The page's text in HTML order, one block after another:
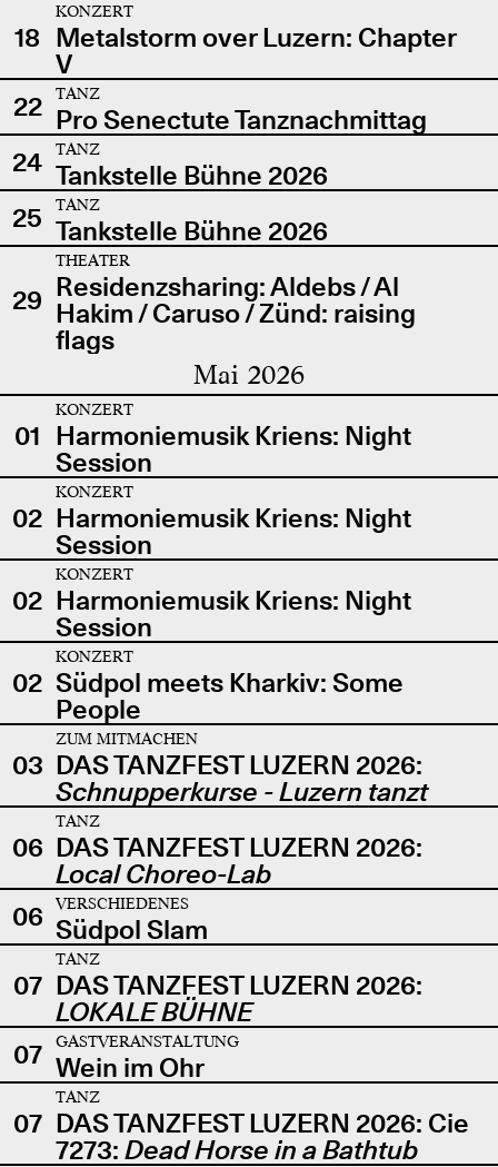
18
KONZERT
Metalstorm over Luzern: Chapter
V
22
TANZ
Pro Senectute Tanznachmittag
24
TANZ
Tankstelle Bühne 2026
25
TANZ
Tankstelle Bühne 2026
29
THEATER
Residenzsharing: Aldebs / Al
Hakim / Caruso / Zünd: raising
flags
Mai 2026
01
KONZERT
Harmoniemusik Kriens: Night
Session
02
KONZERT
Harmoniemusik Kriens: Night
Session
02
KONZERT
Harmoniemusik Kriens: Night
Session
02
KONZERT
Südpol meets Kharkiv: Some
People
03
ZUM MITMACHEN
DAS TANZFEST LUZERN 2026:
Schnupperkurse - Luzern tanzt
06
TANZ
DAS TANZFEST LUZERN 2026:
Local Choreo-Lab
06
VERSCHIEDENES
Südpol Slam
07
TANZ
DAS TANZFEST LUZERN 2026:
LOKALE BÜHNE
07
GASTVERANSTALTUNG
Wein im Ohr
07
TANZ
DAS TANZFEST LUZERN 2026: Cie
7273: Dead Horse in a Bathtub